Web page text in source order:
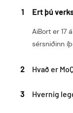
1 Ert þú
AiBort er 17
sérsniðinn
2 Hvað er
3 Hvernig